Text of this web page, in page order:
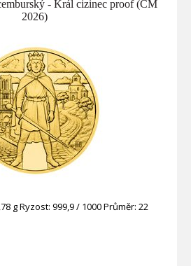
- Král cizinec proof (ČM
2026)
g Ryzost: 999,9 / 1000 Průměr: 22